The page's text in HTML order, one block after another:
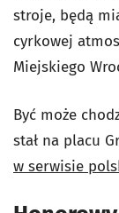
stroje, będą
cyrkowej
Miejskiego
Być może
stał na placu
w serwisie